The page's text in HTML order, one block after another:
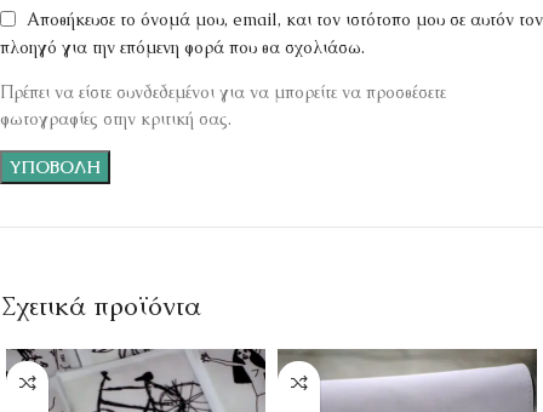
Αποθήκευσε το όνομά μου, email, και τον ιστότοπο μου σε αυτόν τον
πλοηγό για την επόμενη φορά που θα σχολιάσω.
Πρέπει να είστε συνδεδεμένοι για να μπορείτε να προσθέσετε
φωτογραφίες στην κριτική σας.
Σχετικά προϊόντα